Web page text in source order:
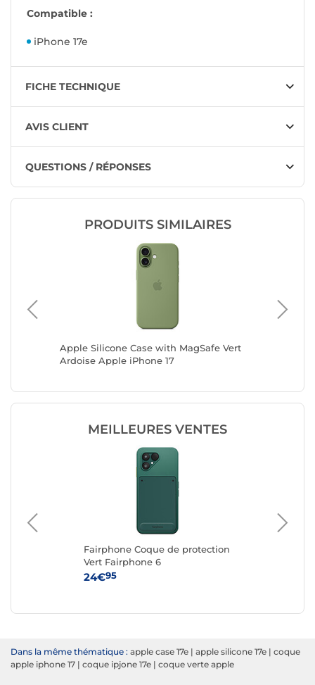
Compatible :
iPhone 17e
FICHE TECHNIQUE
AVIS CLIENT
QUESTIONS / RÉPONSES
PRODUITS SIMILAIRES
Apple Silicone Case with MagSafe Vert
Ardoise Apple iPhone 17
MEILLEURES VENTES
Fairphone Coque de protection
Vert Fairphone 6
24€95
Dans la même thématique : apple case 17e | apple silicone 17e | coque
apple iphone 17 | coque ipjone 17e | coque verte apple